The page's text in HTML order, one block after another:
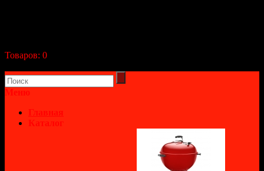
Товаров: 0
Меню
Главная
Каталог